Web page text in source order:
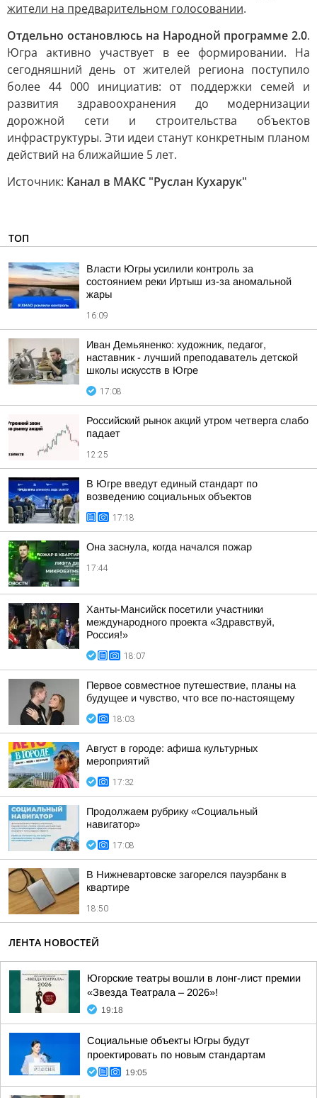
жители на предварительном голосовании.
Отдельно остановлюсь на Народной программе 2.0.
Югра активно участвует в ее формировании. На
сегодняшний день от жителей региона поступило
более 44 000 инициатив: от поддержки семей и
развития здравоохранения до модернизации
дорожной сети и строительства объектов
инфраструктуры. Эти идеи станут конкретным планом
действий на ближайшие 5 лет.
Источник: Канал в МАКС "Руслан Кухарук"
ТОП
Власти Югры усилили контроль за
состоянием реки Иртыш из-за аномальной
жары
16:09
Иван Демьяненко: художник, педагог,
наставник - лучший преподаватель детской
школы искусств в Югре
17:08
Российский рынок акций утром четверга слабо
падает
12:25
В Югре введут единый стандарт по
возведению социальных объектов
17:18
Она заснула, когда начался пожар
17:44
Ханты-Мансийск посетили участники
международного проекта «Здравствуй,
Россия!»
18:07
Первое совместное путешествие, планы на
будущее и чувство, что все по-настоящему
18:03
Август в городе: афиша культурных
мероприятий
17:32
Продолжаем рубрику «Социальный
навигатор»
17:08
В Нижневартовске загорелся пауэрбанк в
квартире
18:50
ЛЕНТА НОВОСТЕЙ
Югорские театры вошли в лонг-лист премии
«Звезда Театрала – 2026»!
19:18
Социальные объекты Югры будут
проектировать по новым стандартам
19:05